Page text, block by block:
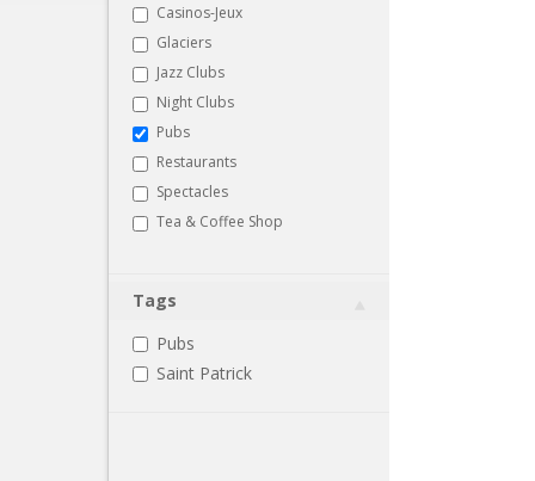
Casinos-Jeux
Glaciers
Jazz Clubs
Night Clubs
Pubs
Restaurants
Spectacles
Tea & Coffee Shop
Tags
Pubs
Saint Patrick